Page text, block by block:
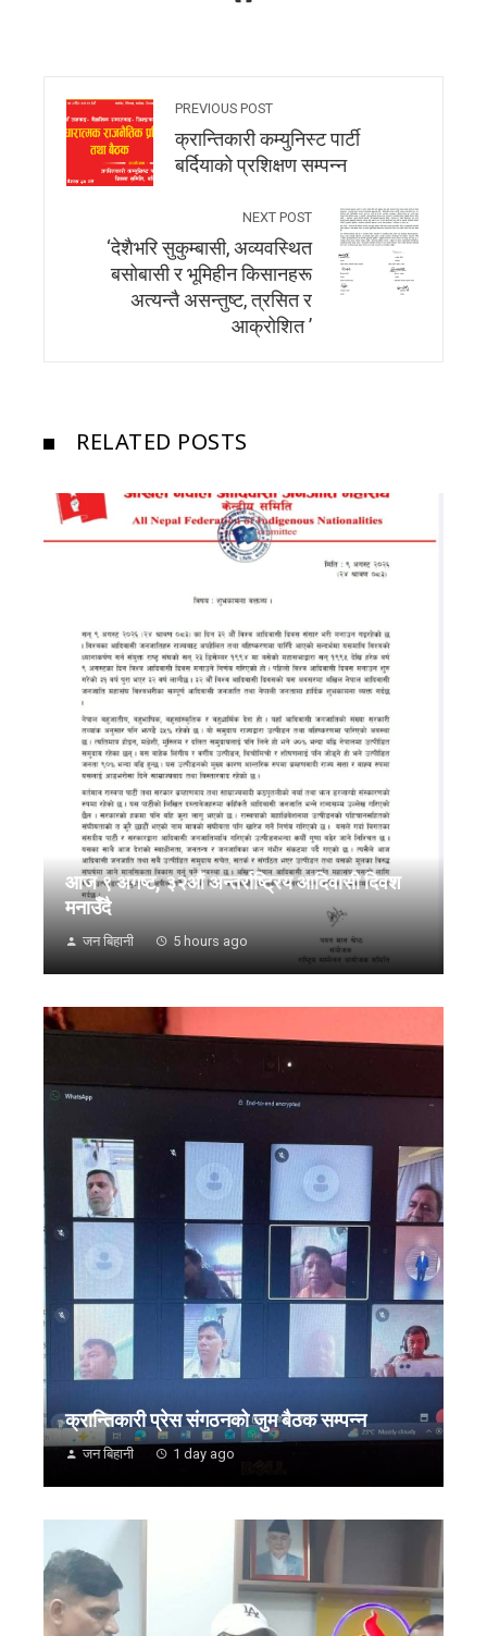
PREVIOUS POST
क्रान्तिकारी कम्युनिस्ट पार्टी
बर्दियाकाे प्रशिक्षण सम्पन्न
NEXT POST
‘देशैभरि सुकुम्बासी, अव्यवस्थित
बसोबासी र भूमिहीन किसानहरू
अत्यन्तै असन्तुष्ट, त्रसित र
आक्रोशित ’
RELATED POSTS
आज ९ अगष्ट, ३२औं अन्तर्राष्ट्रिय आदिवासी दिवश
मनाउँदै
जन बिहानी 5 hours ago
क्रान्तिकारी प्रेस संगठनको जुम बैठक सम्पन्न
जन बिहानी 1 day ago